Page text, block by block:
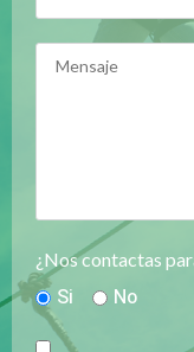
¿Nos contactas
Si No